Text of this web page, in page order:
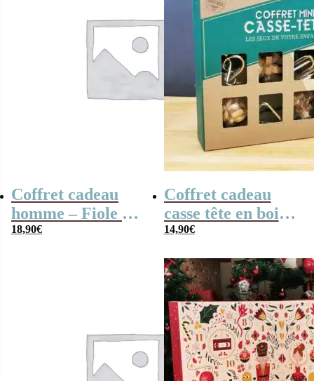
Coffret cadeau
homme – Fiole à
whisky avec 2
18,90€
Coffret cadeau
casse tête en bois
et métal – lot de 6
14,90€